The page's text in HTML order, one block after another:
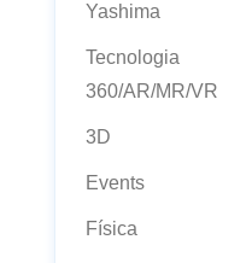
Yashima
Tecnologia
360/AR/MR/VR
3D
Events
Física